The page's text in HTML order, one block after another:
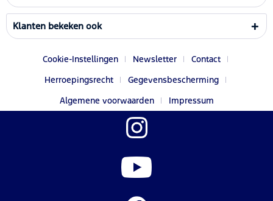
Klanten bekeken ook
Cookie-Instellingen Newsletter
Contact
Herroepingsrecht
Gegevensbescherming
Algemene voorwaarden
Impressum